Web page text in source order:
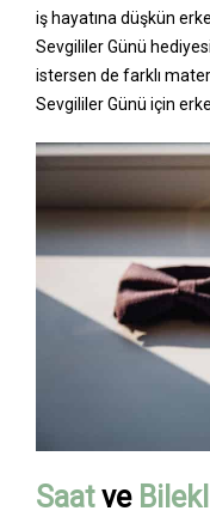
iş hayatına düşkün
Sevgililer Günü
istersen de farklı
Sevgililer Günü için
Saatve